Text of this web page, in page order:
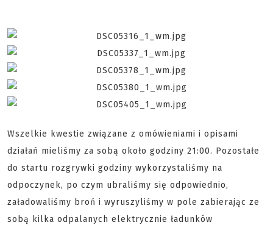
Wszelkie kwestie związane z omówieniami i opisami
działań mieliśmy za sobą około godziny 21:00. Pozostałe
do startu rozgrywki godziny wykorzystaliśmy na
odpoczynek, po czym ubraliśmy się odpowiednio,
załadowaliśmy broń i wyruszyliśmy w pole zabierając ze
sobą kilka odpalanych elektrycznie ładunków